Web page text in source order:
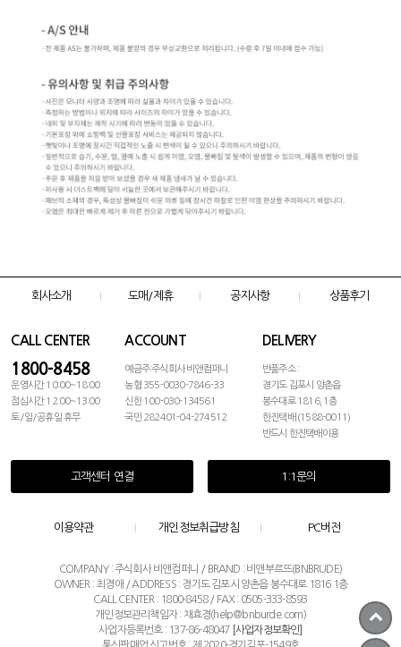
회사소개 도매/제휴 공지사항 상품후기
CALL CENTER
1800-8458
운영시간 10:00~18:00
점심시간 12:00~13:00
토/일/공휴일 휴무
ACCOUNT
예금주:주식회사 비앤컴퍼니
농협 355-0030-7846-33
신한 100-030-134561
국민 282401-04-274512
DELIVERY
반품주소 :
경기도 김포시 양촌읍
봉수대로 1816, 1층
한진택배 (1588-0011)
반드시 한진택배이용
고객센터 연결 1:1문의
이용약관 개인정보취급방침 PC버전
COMPANY : 주식회사 비앤컴퍼니 / BRAND : 비앤부르뜨(BNBRUDE)
OWNER : 최경애 / ADDRESS : 경기도 김포시 양촌읍 봉수대로 1816 1층
CALL CENTER : 1800-8458 / FAX : 0505-333-8593
개인정보관리책임자 : 채효경(help@bnburde.com)
사업자등록번호 : 137-86-48047 [사업자정보확인]